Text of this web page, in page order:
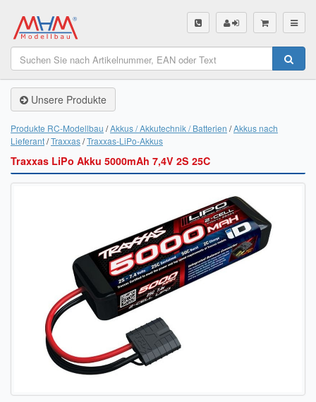
SHOP
Unsere Produkte
Servo Finder
BL-Motor Finder
Räder Finder
Luftschrauben Finder
Sendungsverfolgung DHL
Sendungsverfolgung DPD
Verfügbarkeitsanzeige
Unsere Produkte
Produkte RC-Modellbau Akkus / Akkutechnik / Batterien Akkus nach
Lieferant Traxxas Traxxas-LiPo-Akkus
Traxxas LiPo Akku 5000mAh 7,4V 2S 25C